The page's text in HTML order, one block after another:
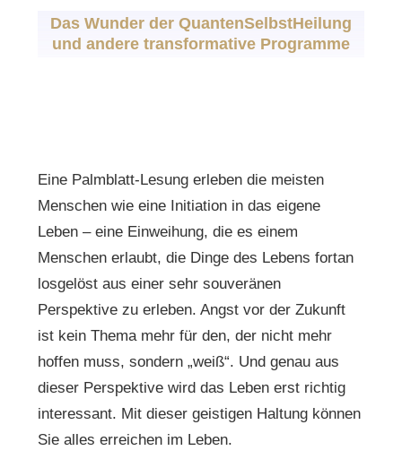
Das Wunder der QuantenSelbstHeilung
und andere transformative Programme
Eine Palmblatt-Lesung erleben die meisten
Menschen wie eine Initiation in das eigene
Leben – eine Einweihung, die es einem
Menschen erlaubt, die Dinge des Lebens fortan
losgelöst aus einer sehr souveränen
Perspektive zu erleben. Angst vor der Zukunft
ist kein Thema mehr für den, der nicht mehr
hoffen muss, sondern „weiß“. Und genau aus
dieser Perspektive wird das Leben erst richtig
interessant. Mit dieser geistigen Haltung können
Sie alles erreichen im Leben.